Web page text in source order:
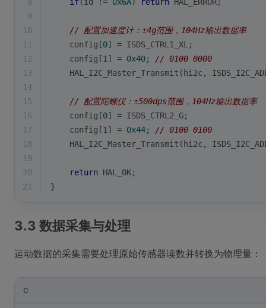
9
10
// 配置加速度计：±4g范围，104Hz输出数据率
11
    config[
0] = ISDS_CTRL1_XL;
12
    config[
1 ] = 0x40; // 0100 0000
13
HAL_I2C_Master_Transmit(hi2c,
14
15
// 配置陀螺仪：±500dps范围，104Hz输出数据率
16
    config[
0] = ISDS_CTRL2_G;
17
    config[
1 ] = 0x44; // 0100 0100
18
HAL_I2C_Master_Transmit(hi2c,
19
20
return HAL_OK;
21
}
3.3 数据采集与处理
运动数据的采集需要处理原始传感器读数并转换为物理量：
C